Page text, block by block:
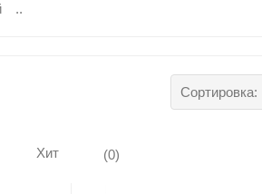
..
Сортировка:
Хит (0)